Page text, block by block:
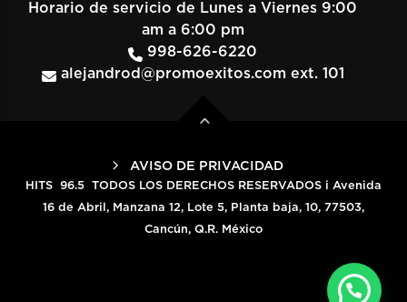
Horario de servicio de Lunes a Viernes 9:00
am a 6:00 pm
998-626-6220
alejandrod@promoexitos.com ext. 101
AVISO DE PRIVACIDAD
HITS 96.5 TODOS LOS DERECHOS RESERVADOS i Avenida
16 de Abril, Manzana 12, Lote 5, Planta baja, 10, 77503,
Cancún, Q.R. México